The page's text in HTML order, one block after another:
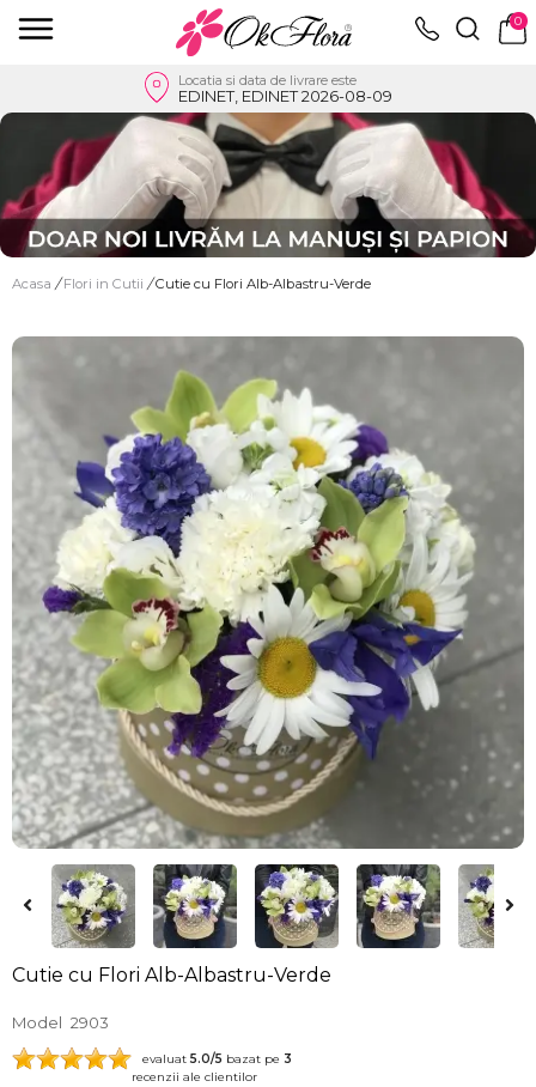
0
Locatia si data de livrare este
EDINET, EDINET 2026-08-09
Acasa / Flori in Cutii / Cutie cu Flori Alb-Albastru-Verde
Cutie cu Flori Alb-Albastru-Verde
Model 2903
evaluat 5.0/5 bazat pe 3
recenzii ale clientilor